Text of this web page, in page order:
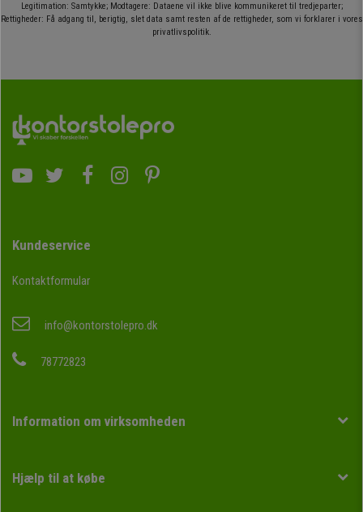
Legitimation: Samtykke; Modtagere: Dataene vil ikke blive kommunikeret til tredjeparter;
Rettigheder: Få adgang til, berigtig, slet data samt resten af de rettigheder, som vi forklarer i vores
privatlivspolitik.
Kundeservice
Kontaktformular
info@kontorstolepro.dk
78772823
Information om virksomheden
Hjælp til at købe